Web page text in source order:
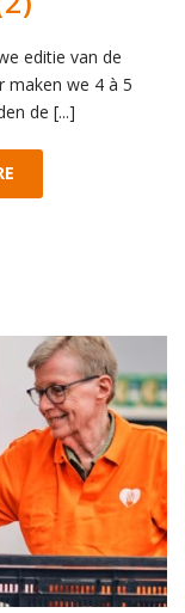
editie van de
maken we 4 à 5
de [...]